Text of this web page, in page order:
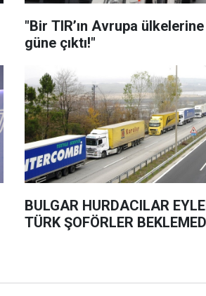
"Bir TIR’ın Avrupa
güne çıktı!"
BULGAR HURDACILAR
TÜRK ŞOFÖRLER